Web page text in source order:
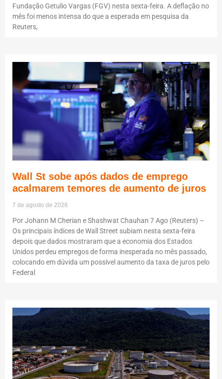
Fundação Getulio Vargas (FGV) nesta sexta-feira. A deflação no
mês foi menos intensa do que a esperada em pesquisa da
Reuters,
Wall St sobe após dados de emprego
acalmarem temores de aumento de juros
7 de agosto de 2026
Por Johann M Cherian e Shashwat Chauhan 7 Ago (Reuters) –
Os principais índices de Wall Street subiam nesta sexta-feira
depois que dados mostraram que a economia dos Estados
Unidos perdeu empregos de forma inesperada no mês passado,
colocando em dúvida um possível aumento da taxa de juros pelo
Federal